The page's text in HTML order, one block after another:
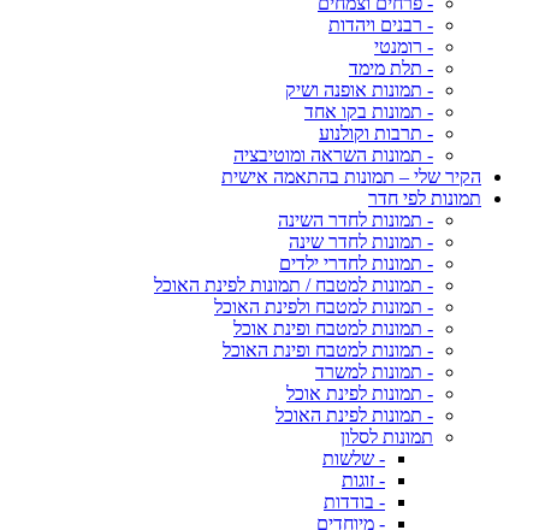
- רבנים ויהדות
- רומנטי
- תלת מימד
- תמונות אופנה ושיק
- תמונות בקו אחד
- תרבות וקולנוע
- תמונות השראה ומוטיבציה
הקיר שלי – תמונות בהתאמה אישית
תמונות לפי חדר
- תמונות לחדר השינה
- תמונות לחדר שינה
- תמונות לחדרי ילדים
- תמונות למטבח / תמונות לפינת האוכל
- תמונות למטבח ולפינת האוכל
- תמונות למטבח ופינת אוכל
- תמונות למטבח ופינת האוכל
- תמונות למשרד
- תמונות לפינת אוכל
- תמונות לפינת האוכל
תמונות לסלון
- שלשות
- זוגות
- בודדות
- מיוחדים